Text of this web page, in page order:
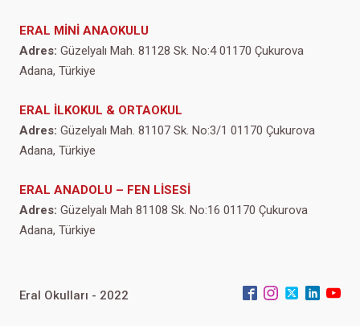
ERAL MİNİ ANAOKULU
Adres: Güzelyalı Mah. 81128 Sk. No:4 01170 Çukurova
Adana, Türkiye
ERAL İLKOKUL & ORTAOKUL
Adres: Güzelyalı Mah. 81107 Sk. No:3/1 01170 Çukurova
Adana, Türkiye
ERAL ANADOLU – FEN LİSESİ
Adres: Güzelyalı Mah 81108 Sk. No:16 01170 Çukurova
Adana, Türkiye
Eral Okulları - 2022